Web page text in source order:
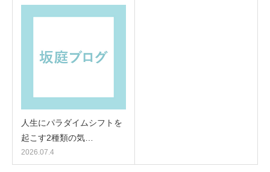
人生にパラダイムシフトを
起こす2種類の気…
2026.07.4